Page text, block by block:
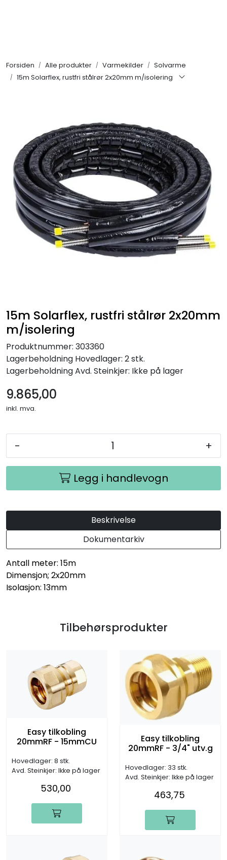
Forsiden Alle produkter Varmekilder
Solvarme
15m Solarflex, rustfri stålrør 2x20mm m/isolering
15m Solarflex, rustfri stålrør 2x20mm
m/isolering
Produktnummer: 303360
Lagerbeholdning Hovedlager: 2 stk.
LagerbeholdningAvd. Steinkjer: Ikke på lager
9.865,00
inkl. mva.
- +
Legg i handlevogn
Beskrivelse
Dokumentarkiv
Antall meter: 15m
Dimensjon; 2x20mm
Isolasjon: 13mm
Tilbehørsprodukter
Easy tilkobling
20mmRF - 15mmCU
Hovedlager: 8 stk.
Avd. Steinkjer: Ikke på lager
530,00
Easy tilkobling
20mmRF - 3/4" utv.g
Hovedlager: 33 stk.
Avd. Steinkjer: Ikke på lager
463,75
KAMPANJER
Søk om proffkundekonto
Reservedeler
Outlet
Be om tilbud